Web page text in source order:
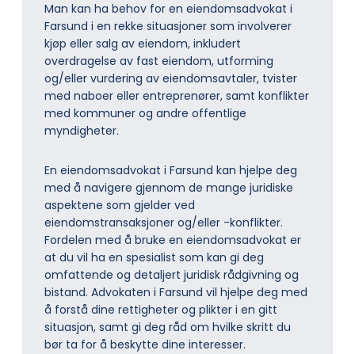
Man kan ha behov for en eiendomsadvokat i
Farsund i en rekke situasjoner som involverer
kjøp eller salg av eiendom, inkludert
overdragelse av fast eiendom, utforming
og/eller vurdering av eiendomsavtaler, tvister
med naboer eller entreprenører, samt konflikter
med kommuner og andre offentlige
myndigheter.
En eiendomsadvokat i Farsund kan hjelpe deg
med å navigere gjennom de mange juridiske
aspektene som gjelder ved
eiendomstransaksjoner og/eller -konflikter.
Fordelen med å bruke en eiendomsadvokat er
at du vil ha en spesialist som kan gi deg
omfattende og detaljert juridisk rådgivning og
bistand. Advokaten i Farsund vil hjelpe deg med
å forstå dine rettigheter og plikter i en gitt
situasjon, samt gi deg råd om hvilke skritt du
bør ta for å beskytte dine interesser.